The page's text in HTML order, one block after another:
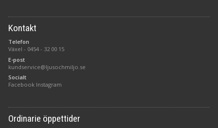
Kontakt
Telefon
Växel - 0454 - 32 00 15
E-post
kundservice@ljusochmiljo.se
Socialt
Facebook Instagram
Ordinarie öppettider